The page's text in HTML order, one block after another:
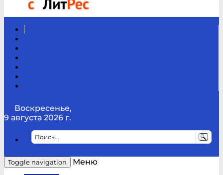
Воскресенье,
9 августа 2026 г.
Toggle navigation
Меню